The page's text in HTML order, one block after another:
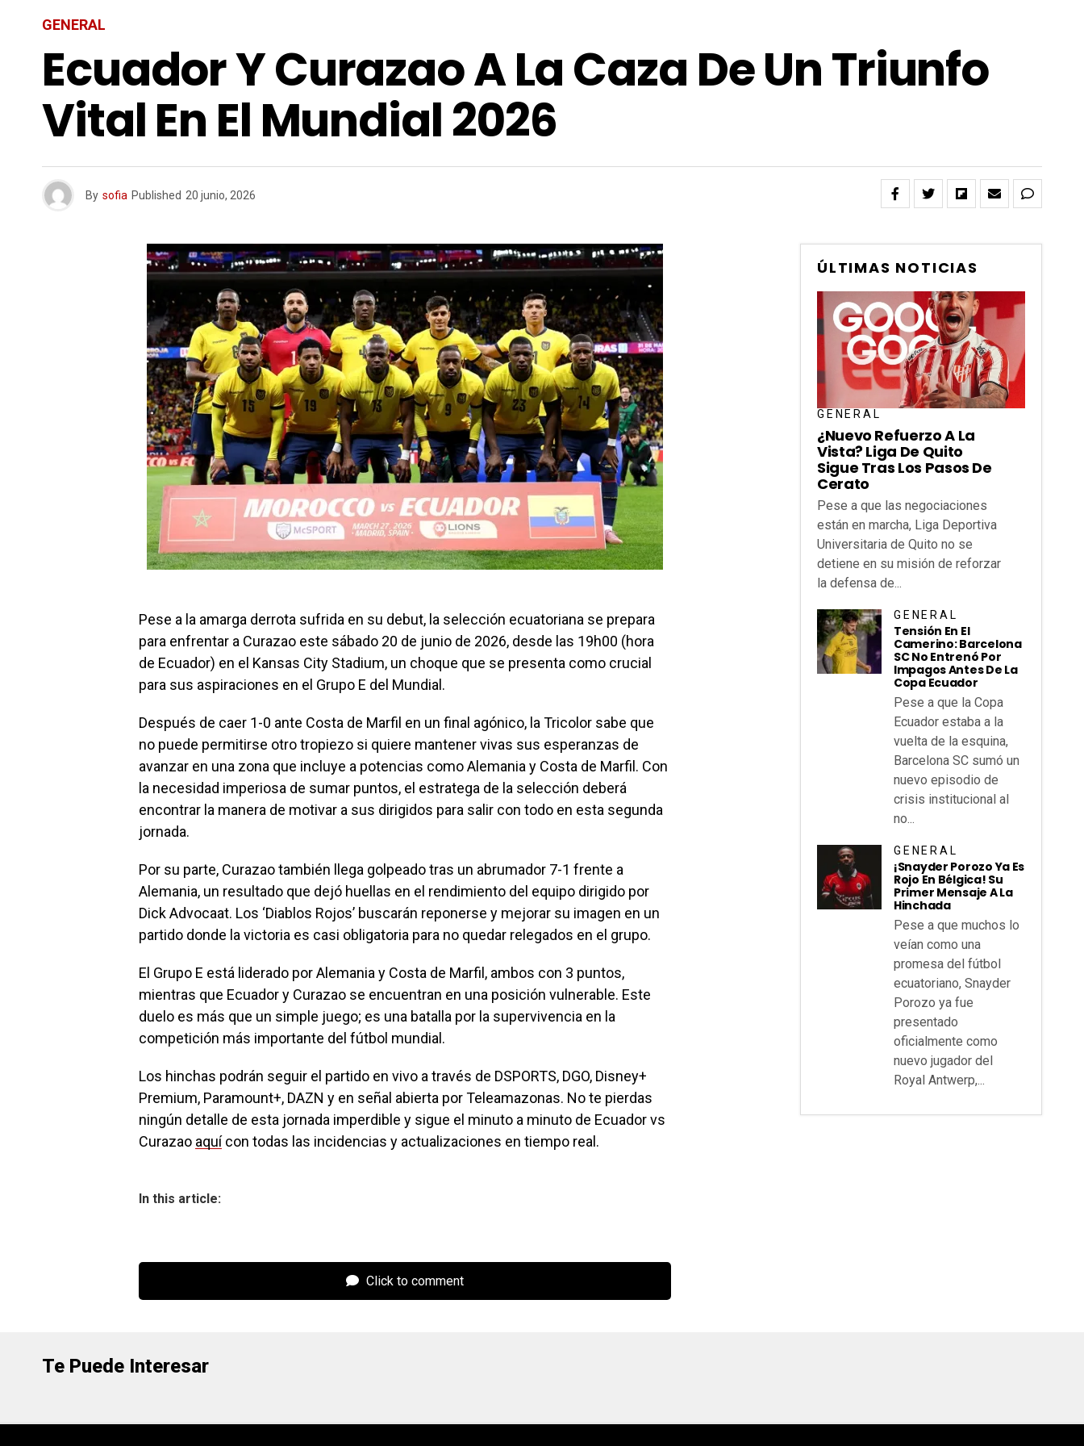
GENERAL
Ecuador Y Curazao A La Caza De Un Triunfo
Vital En El Mundial 2026
By sofia Published 20 junio, 2026
Pese a la amarga derrota sufrida en su debut, la selección ecuatoriana se prepara
para enfrentar a Curazao este sábado 20 de junio de 2026, desde las 19h00 (hora
de Ecuador) en el Kansas City Stadium, un choque que se presenta como crucial
para sus aspiraciones en el Grupo E del Mundial.
Después de caer 1-0 ante Costa de Marfil en un final agónico, la Tricolor sabe que
no puede permitirse otro tropiezo si quiere mantener vivas sus esperanzas de
avanzar en una zona que incluye a potencias como Alemania y Costa de Marfil. Con
la necesidad imperiosa de sumar puntos, el estratega de la selección deberá
encontrar la manera de motivar a sus dirigidos para salir con todo en esta segunda
jornada.
Por su parte, Curazao también llega golpeado tras un abrumador 7-1 frente a
Alemania, un resultado que dejó huellas en el rendimiento del equipo dirigido por
Dick Advocaat. Los ‘Diablos Rojos’ buscarán reponerse y mejorar su imagen en un
partido donde la victoria es casi obligatoria para no quedar relegados en el grupo.
El Grupo E está liderado por Alemania y Costa de Marfil, ambos con 3 puntos,
mientras que Ecuador y Curazao se encuentran en una posición vulnerable. Este
duelo es más que un simple juego; es una batalla por la supervivencia en la
competición más importante del fútbol mundial.
Los hinchas podrán seguir el partido en vivo a través de DSPORTS, DGO, Disney+
Premium, Paramount+, DAZN y en señal abierta por Teleamazonas. No te pierdas
ningún detalle de esta jornada imperdible y sigue el minuto a minuto de Ecuador vs
Curazao aquícon todas las incidencias y actualizaciones en tiempo real.
In this article:
Click to comment
ÚLTIMAS NOTICIAS
GENERAL
¿Nuevo Refuerzo A La
Vista? Liga De Quito
Sigue Tras Los Pasos De
Cerato
Pese a que las negociaciones
están en marcha, Liga Deportiva
Universitaria de Quito no se
detiene en su misión de reforzar
la defensa de...
GENERAL
Tensión En El
Camerino: Barcelona
SC No Entrenó Por
Impagos Antes De La
Copa Ecuador
Pese a que la Copa
Ecuador estaba a la
vuelta de la esquina,
Barcelona SC sumó un
nuevo episodio de
crisis institucional al
no...
GENERAL
¡Snayder Porozo Ya Es
Rojo En Bélgica! Su
Primer Mensaje A La
Hinchada
Pese a que muchos lo
veían como una
promesa del fútbol
ecuatoriano, Snayder
Porozo ya fue
presentado
oficialmente como
nuevo jugador del
Royal Antwerp,...
Te Puede Interesar